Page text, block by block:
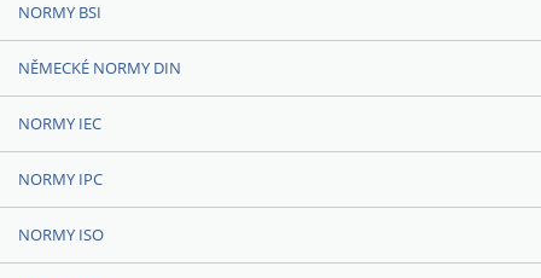
NORMY BSI
NĚMECKÉ NORMY DIN
NORMY IEC
NORMY IPC
NORMY ISO